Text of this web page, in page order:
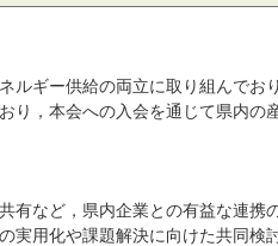
ルギー供給の両立に取り組んでお
り，本会への入会を通じて県内の
有など，県内企業との有益な連携
実用化や課題解決に向けた共同検